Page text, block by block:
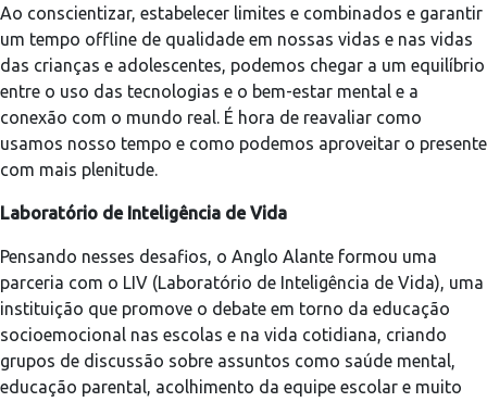
Ao conscientizar, estabelecer limites e combinados e garantir
um tempo offline de qualidade em nossas vidas e nas vidas
das crianças e adolescentes, podemos chegar a um equilíbrio
entre o uso das tecnologias e o bem-estar mental e a
conexão com o mundo real. É hora de reavaliar como
usamos nosso tempo e como podemos aproveitar o presente
com mais plenitude.
Laboratório de Inteligência de Vida
Pensando nesses desafios, o Anglo Alante formou uma
parceria com o LIV (Laboratório de Inteligência de Vida), uma
instituição que promove o debate em torno da educação
socioemocional nas escolas e na vida cotidiana, criando
grupos de discussão sobre assuntos como saúde mental,
educação parental, acolhimento da equipe escolar e muito